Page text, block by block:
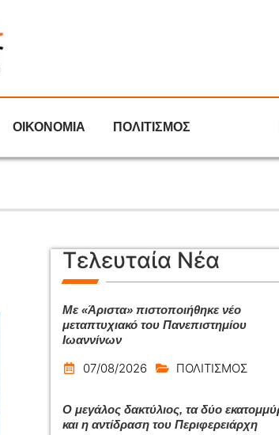
ΟΙΚΟΝΟΜΙΑ ΠΟΛΙΤΙΣΜΟΣ
Τελευταία Νέα
Με «Άριστα» πιστοποιήθηκε νέο
μεταπτυχιακό του Πανεπιστημίου
Ιωαννίνων
07/08/2026 ΠΟΛΙΤΙΣΜΟΣ
Ο μεγάλος δακτύλιος, τα δύο
και η αντίδραση του Περιφερειάρχη